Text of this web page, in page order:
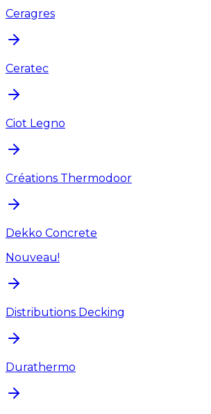
Ceragres
Ceratec
Ciot Legno
Créations Thermodoor
Dekko Concrete
Nouveau!
Distributions Decking
Durathermo